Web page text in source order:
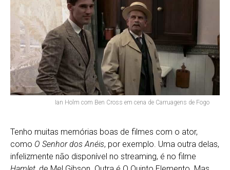
Ian Holm com Ben Cross em cena de Carruagens de Fogo
Tenho muitas memórias boas de filmes com o ator,
como O Senhor dos Anéis, por exemplo. Uma outra delas,
infelizmente não disponível no streaming, é no filme